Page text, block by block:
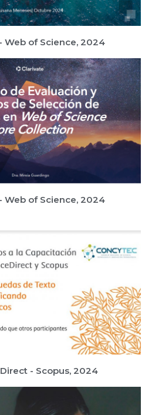
Web of Science, 2024
Web of Science, 2024
- Scopus, 2024